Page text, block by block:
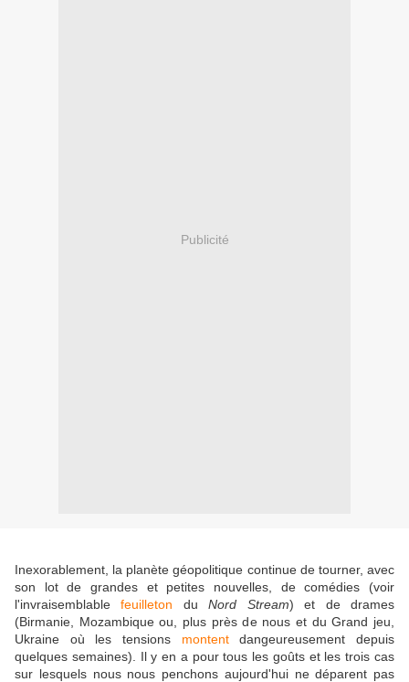
Publicité
Inexorablement, la planète géopolitique continue de tourner, avec
son lot de grandes et petites nouvelles, de comédies (voir
l'invraisemblablefeuilleton duNord Stream) et de drames
(Birmanie, Mozambique ou, plus près de nous et du Grand jeu,
Ukraine où les tensions montentdangeureusement depuis
quelques semaines). Il y en a pour tous les goûts et les trois cas
sur lesquels nous nous penchons aujourd'hui ne déparent pas